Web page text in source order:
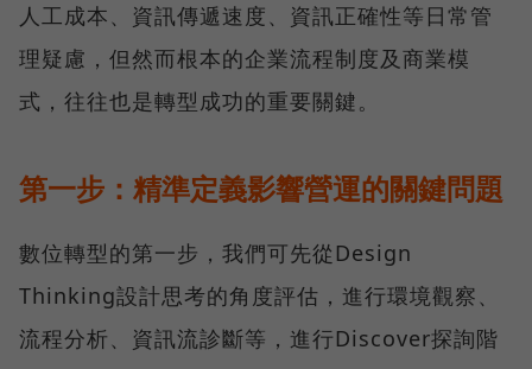
人工成本、資訊傳遞速度、資訊正確性等日常管
理疑慮，但然而根本的企業流程制度及商業模
式，往往也是轉型成功的重要關鍵。
第一步：精準定義影響營運的關鍵問題
數位轉型的第一步，我們可先從Design
Thinking設計思考的角度評估，進行環境觀察、
流程分析、資訊流診斷等，進行Discover探詢階